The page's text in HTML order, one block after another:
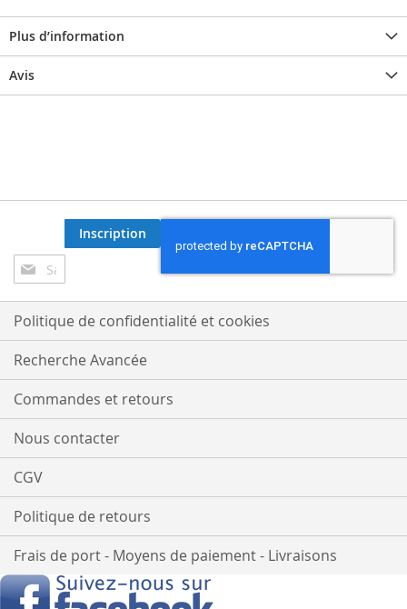
Plus d’information
Avis
Inscription
à
notre
lettre
d’information
:
Inscription
Politique de confidentialité et cookies
Recherche Avancée
Commandes et retours
Nous contacter
CGV
Politique de retours
Frais de port - Moyens de paiement - Livraisons